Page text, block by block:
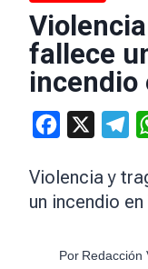
fallece
incendio
Facebook
Violencia y
un incendio
Por Redacción